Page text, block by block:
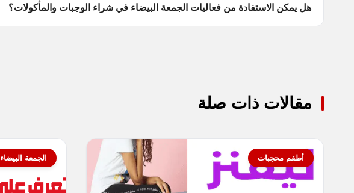
هل يمكن الاستفادة من فعاليات الجمعة البيضاء في شراء الوجبات والمأكولات؟
مقالات ذات صلة
أطقم محجبات الجمعة البيضاء